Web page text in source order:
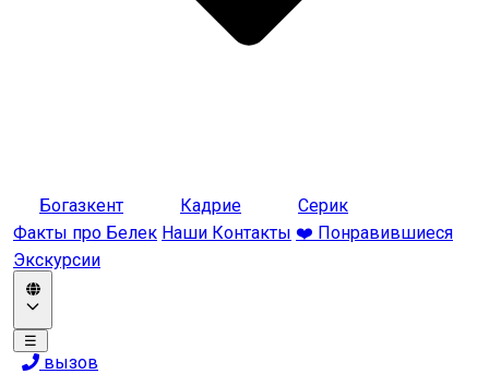
Богазкент Кадрие
Серик
Факты про Белек Наши Контакты ❤️ Понравившиеся
Экскурсии
☰
вызов